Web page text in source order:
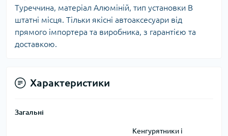
Туреччина, матеріал Алюміній, тип установки В
штатні місця. Тільки якісні автоаксесуари від
прямого імпортера та виробника, з гарантією та
доставкою.
Характеристики
Загальні
Кенгурятники і